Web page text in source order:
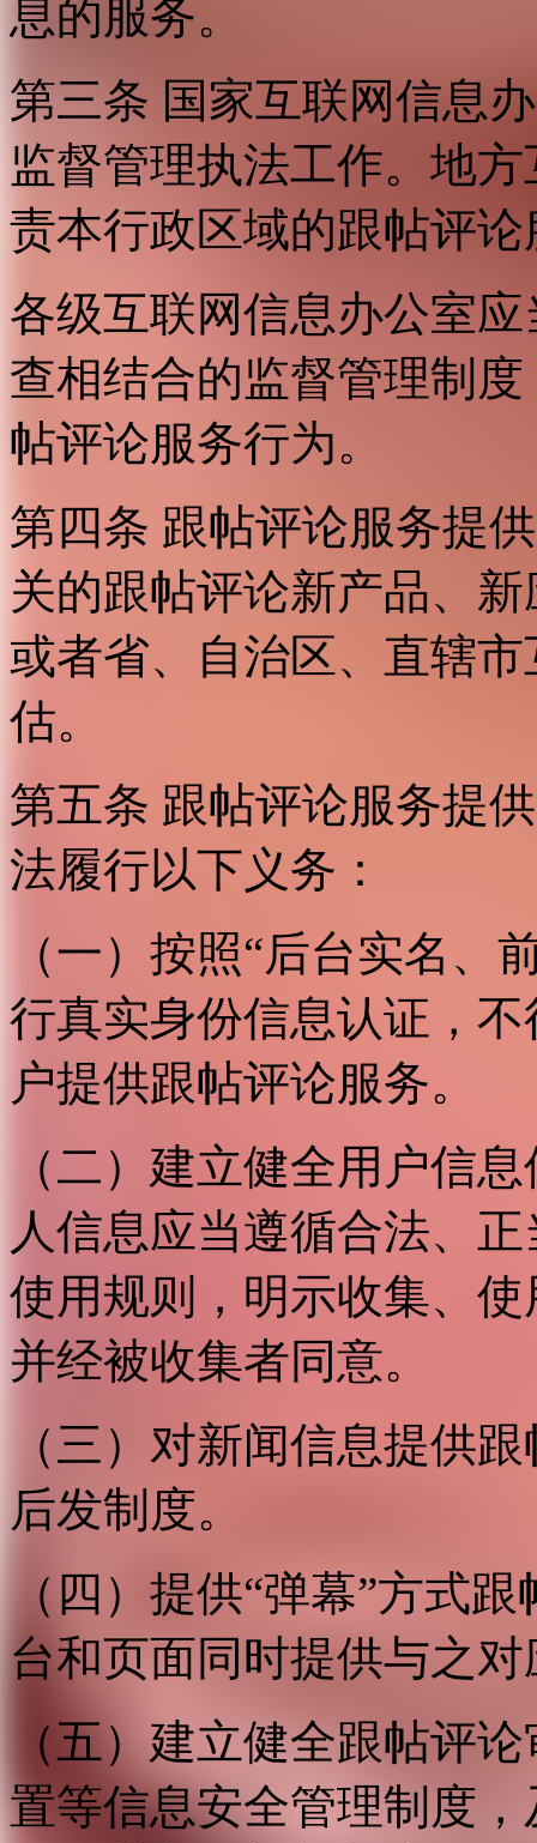
息的服务。
第三条 国家互联网信息
监督管理执法工作。地
责本行政区域的跟帖评
各级互联网信息办公室
查相结合的监督管理制
帖评论服务行为。
第四条 跟帖评论服务提
关的跟帖评论新产品、
或者省、自治区、直辖
估。
第五条 跟帖评论服务提
法履行以下义务：
（一）按照“后台实名、
行真实身份信息认证，
户提供跟帖评论服务。
（二）建立健全用户信
人信息应当遵循合法、
使用规则，明示收集、
并经被收集者同意。
（三）对新闻信息提供
后发制度。
（四）提供“弹幕”方式
台和页面同时提供与之
（五）建立健全跟帖评
置等信息安全管理制度